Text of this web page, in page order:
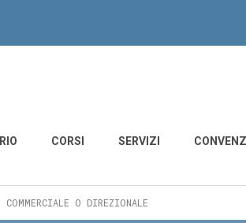
CORSI SERVIZI
O DIREZIONALE